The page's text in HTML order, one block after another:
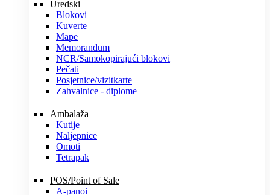
Uredski
Blokovi
Kuverte
Mape
Memorandum
NCR/Samokopirajući blokovi
Pečati
Posjetnice/vizitkarte
Zahvalnice - diplome
Ambalaža
Kutije
Naljepnice
Omoti
Tetrapak
POS/Point of Sale
A-panoi